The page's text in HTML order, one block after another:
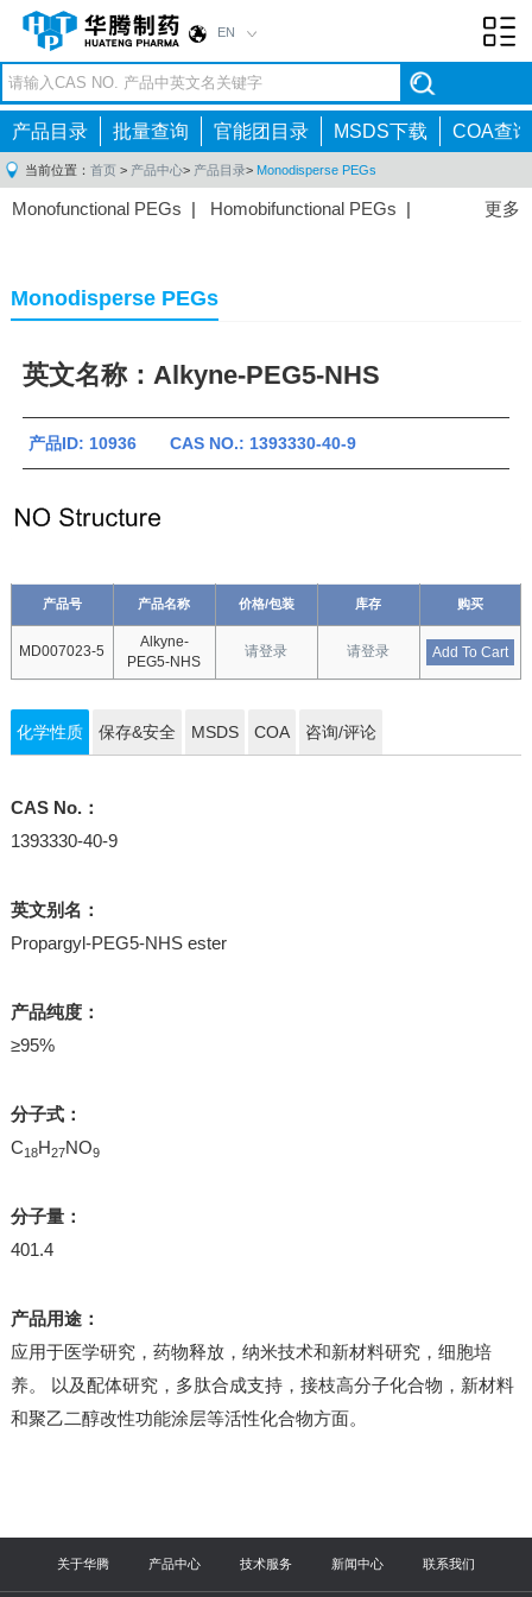
EN
产品目录 批量查询 官能团目录 MSDS下载 COA查询
当前位置： 首页 > 产品中心> 产品目录> Monodisperse PEGs
更多
Monofunctional PEGs | Homobifunctional PEGs |
Monodisperse PEGs
英文名称：Alkyne-PEG5-NHS
产品ID: 10936 CAS NO.: 1393330-40-9
产品号 产品名称 价格/包装 库存 购买
MD007023-5
Alkyne-
PEG5-NHS
请登录 请登录 Add To Cart
化学性质 保存&安全 MSDS COA 咨询/评论
CAS No.：
1393330-40-9
英文别名：
Propargyl-PEG5-NHS ester
产品纯度：
≥95%
分子式：
C18H27NO9
分子量：
401.4
产品用途：
应用于医学研究，药物释放，纳米技术和新材料研究，细胞培
养。 以及配体研究，多肽合成支持，接枝高分子化合物，新材料
和聚乙二醇改性功能涂层等活性化合物方面。
关于华腾 产品中心 技术服务 新闻中心 联系我们